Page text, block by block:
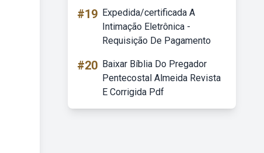
#19 Expedida/certificada A
Intimação Eletrônica -
Requisição De Pagamento
#20 Baixar Bíblia Do Pregador
Pentecostal Almeida Revista
E Corrigida Pdf